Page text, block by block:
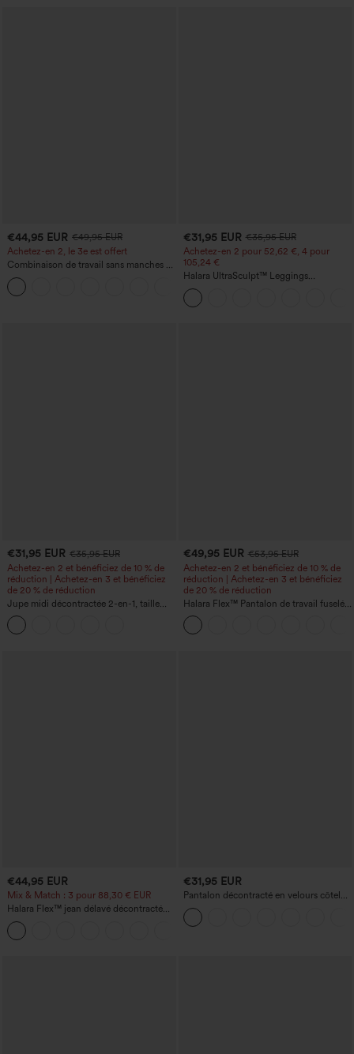
€44,95 EUR €49,95 EUR
Achetez-en 2, le 3e est offert
Combinaison de travail sans manches à
encolure bateau, côtés noués, toucher
frais, rayée, avec poches — Édition Easy
Peezy
€31,95 EUR €35,95 EUR
Achetez-en 2 pour 52,62 €, 4 pour
105,24 €
Halara UltraSculpt™ Leggings
d'entraînement sculptants taille haute,
effet ventre plat, avec poche
€31,95 EUR €35,95 EUR
Achetez-en 2 et bénéficiez de 10 % de
réduction | Achetez-en 3 et bénéficiez
de 20 % de réduction
Jupe midi décontractée 2-en-1, taille
haute à effet gainant, froncée avec
ourlet arrondi, en polaire et PU
€49,95 EUR €53,95 EUR
Achetez-en 2 et bénéficiez de 10 % de
réduction | Achetez-en 3 et bénéficiez
de 20 % de réduction
Halara Flex™ Pantalon de travail fuselé,
uni, taille haute, avec poches
€44,95 EUR
Mix & Match : 3 pour 88,30 € EUR
Halara Flex™ jean délavé décontracté
taille haute à poches, coupe baggy à
jambe large
€31,95 EUR
Pantalon décontracté en velours côtelé,
taille mi-haute, poche zippée